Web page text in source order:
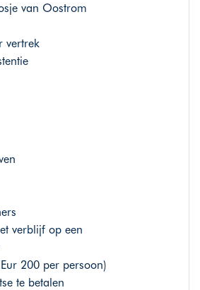
van Oostrom
vertrek
verblijf op een
200 per persoon)
te betalen